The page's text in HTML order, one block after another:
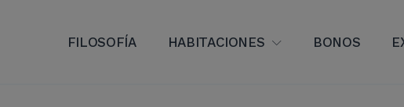
FILOSOFÍA HABITACIONES BONOS